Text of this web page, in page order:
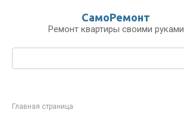
СамоРемонт
Ремонт квартиры своими руками
Поиск:
Главная страница